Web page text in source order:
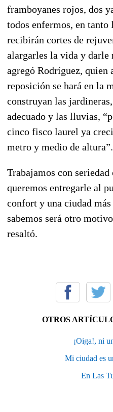
framboyanes rojos, dos
todos enfermos, en tanto
recibirán cortes de
alargarles la vida y darle
agregó Rodríguez, quien
reposición se hará en la
construyan las
adecuado y las lluvias,
cinco fisco laurel ya
metro y medio de altura”.
Trabajamos con seriedad
queremos entregarle al
confort y una ciudad
sabemos será otro
resaltó.
OTROS
¡Oiga!, ni
Mi ciudad es
En Las